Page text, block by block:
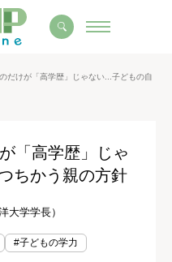
だけが「高学歴」じゃない...子どもの自
「高学歴」じゃ
ちかう親の方針
大学学長）
#子どもの学力